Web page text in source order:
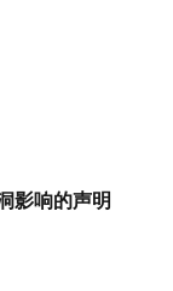
影响的声明